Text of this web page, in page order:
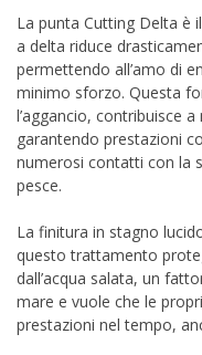
La punta Cutting Delta è
a delta riduce
permettendo all’amo di
minimo sforzo. Questa
l’aggancio, contribuisce
garantendo prestazioni
numerosi contatti con la
pesce.
La finitura in stagno
questo trattamento
dall’acqua salata, un
mare e vuole che le
prestazioni nel tempo,